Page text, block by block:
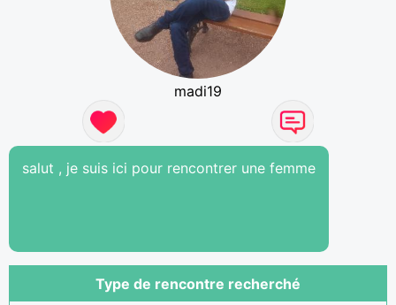
madi19
salut , je suis ici pour rencontrer une femme
Type de rencontre recherché